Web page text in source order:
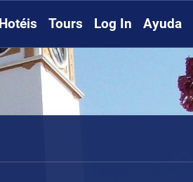
Hotéis Tours Log In Ayuda